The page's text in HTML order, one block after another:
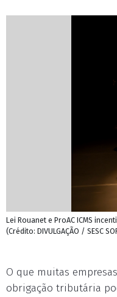
Lei Rouanet e ProAC ICMS
(Crédito: DIVULGAÇÃO / SESC
O que muitas
obrigação tributária